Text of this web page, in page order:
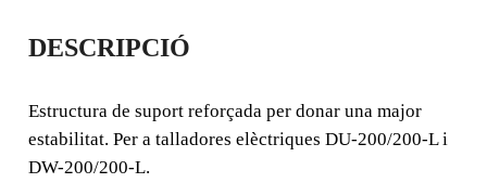
ACCESSORI POTES
DU-200-L
Estructura de suport reforçada per donar una major
estabilitat. Per a talladores elèctriques DU-200/200-L i
DW-200/200-L. Dimensions: 67 x 53 x 72 cm.
DESCRIPCIÓ
Estructura de suport reforçada per donar una major
estabilitat. Per a talladores elèctriques DU-200/200-L i
DW-200/200-L.